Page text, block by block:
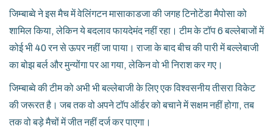
जिम्बाब्वे ने इस मैच में वेलिंगटन मासाकाडजा की जगह टिनोटेंडा मैपोसा को
शामिल किया, लेकिन ये बदलाव फायदेमंद नहीं रहा। टीम के टॉप 6 बल्लेबाजों में
कोई भी 40 रन से ऊपर नहीं जा पाया। राजा के बाद बीच की पारी में बल्लेबाजी
का बोझ बर्ल और मुन्योंगा पर आ गया, लेकिन वो भी निराश कर गए।
जिम्बाब्वे की टीम को अभी भी बल्लेबाजी के लिए एक विश्वसनीय तीसरा विकेट
की जरूरत है। जब तक वो अपने टॉप ऑर्डर को बचाने में सक्षम नहीं होगा, तब
तक वो बड़े मैचों में जीत नहीं दर्ज कर पाएगा।